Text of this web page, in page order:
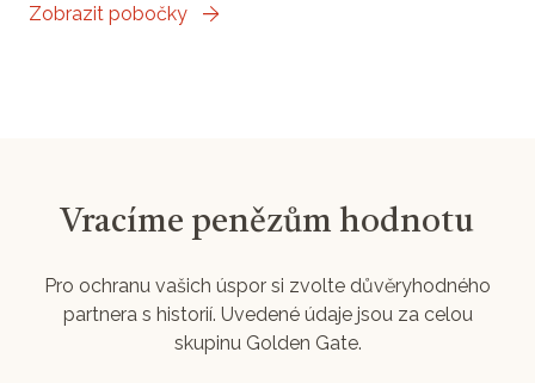
Zobrazit pobočky
Vracíme penězům hodnotu
Pro ochranu vašich úspor si zvolte důvěryhodného
partnera s historií. Uvedené údaje jsou za celou
skupinu Golden Gate.